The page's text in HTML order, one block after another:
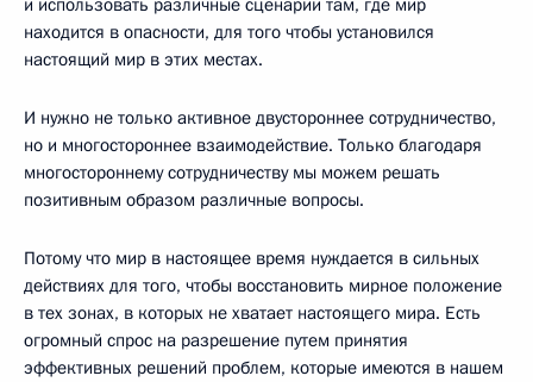
и использовать различные сценарии там, где мир
находится в опасности, для того чтобы установился
настоящий мир в этих местах.
И нужно не только активное двустороннее сотрудничество,
но и многостороннее взаимодействие. Только благодаря
многостороннему сотрудничеству мы можем решать
позитивным образом различные вопросы.
Потому что мир в настоящее время нуждается в сильных
действиях для того, чтобы восстановить мирное положение
в тех зонах, в которых не хватает настоящего мира. Есть
огромный спрос на разрешение путем принятия
эффективных решений проблем, которые имеются в нашем